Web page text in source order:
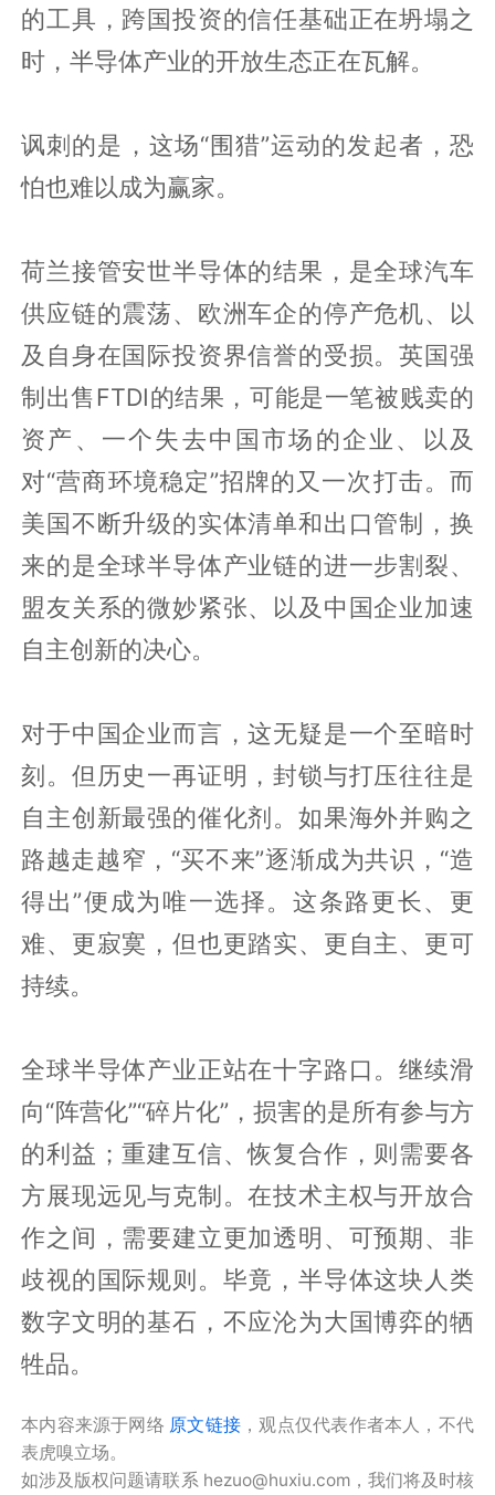
的工具，跨国投资的信任基础正在坍塌之
时，半导体产业的开放生态正在瓦解。
讽刺的是，这场“围猎”运动的发起者，恐
怕也难以成为赢家。
荷兰接管安世半导体的结果，是全球汽车
供应链的震荡、欧洲车企的停产危机、以
及自身在国际投资界信誉的受损。英国强
制出售FTDI的结果，可能是一笔被贱卖的
资产、一个失去中国市场的企业、以及
对“营商环境稳定”招牌的又一次打击。而
美国不断升级的实体清单和出口管制，换
来的是全球半导体产业链的进一步割裂、
盟友关系的微妙紧张、以及中国企业加速
自主创新的决心。
对于中国企业而言，这无疑是一个至暗时
刻。但历史一再证明，封锁与打压往往是
自主创新最强的催化剂。如果海外并购之
路越走越窄，“买不来”逐渐成为共识，“造
得出”便成为唯一选择。这条路更长、更
难、更寂寞，但也更踏实、更自主、更可
持续。
全球半导体产业正站在十字路口。继续滑
向“阵营化”“碎片化”，损害的是所有参与方
的利益；重建互信、恢复合作，则需要各
方展现远见与克制。在技术主权与开放合
作之间，需要建立更加透明、可预期、非
歧视的国际规则。毕竟，半导体这块人类
数字文明的基石，不应沦为大国博弈的牺
牲品。
本内容来源于网络 原文链接 ，观点仅代表作者本人，不代
表虎嗅立场。
如涉及版权问题请联系 hezuo@huxiu.com，我们将及时核